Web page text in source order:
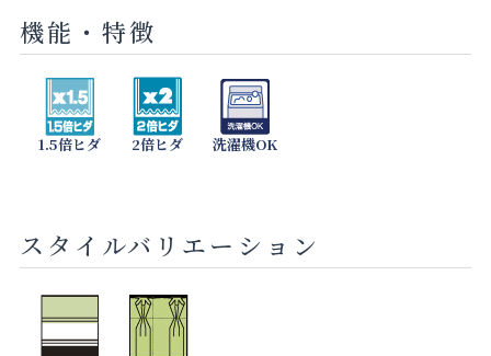
機能・特徴
1.5倍ヒダ 2倍ヒダ 洗濯機OK
スタイルバリエーション